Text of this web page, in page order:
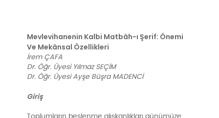
Mevlevihanenin Kalbi Matbâh-ı Şerif: Önemi
Ve Mekânsal Özellikleri
İrem ÇAFA
Dr. Öğr. Üyesi Yılmaz SEÇİM
Dr. Öğr. Üyesi Ayşe Büşra MADENCİ
Giriş
Toplumların beslenme alışkanlıkları günümüze